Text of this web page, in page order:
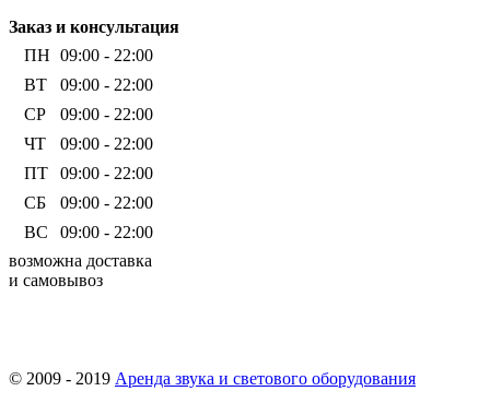
Заказ и консультация
ПН
09:00 - 22:00
ВТ
09:00 - 22:00
СР
09:00 - 22:00
ЧТ
09:00 - 22:00
ПТ
09:00 - 22:00
СБ
09:00 - 22:00
ВС
09:00 - 22:00
возможна доставка
и самовывоз
© 2009 - 2019 Аренда звука и светового оборудования